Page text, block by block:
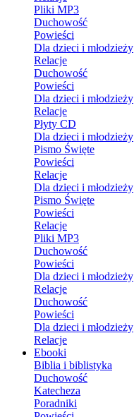
Pliki MP3
Duchowość
Powieści
Dla dzieci i młodzieży
Relacje
Duchowość
Powieści
Dla dzieci i młodzieży
Relacje
Płyty CD
Dla dzieci i młodzieży
Pismo Święte
Powieści
Relacje
Dla dzieci i młodzieży
Pismo Święte
Powieści
Relacje
Pliki MP3
Duchowość
Powieści
Dla dzieci i młodzieży
Relacje
Duchowość
Powieści
Dla dzieci i młodzieży
Relacje
Ebooki
Biblia i biblistyka
Duchowość
Katecheza
Poradniki